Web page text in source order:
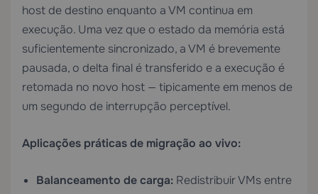
host de destino enquanto a VM continua em
execução. Uma vez que o estado da memória está
suficientemente sincronizado, a VM é brevemente
pausada, o delta final é transferido e a execução é
retomada no novo host — tipicamente em menos de
um segundo de interrupção perceptível.
Aplicações práticas de migração ao vivo:
Balanceamento de carga: Redistribuir VMs entre